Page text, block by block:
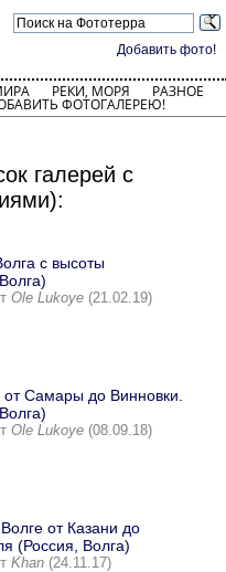
Добавить фото!
РЕКИ, МОРЯ РАЗНОЕ
ФОТОГАЛЕРЕЮ!
галерей с
с высоты
Ole Lukoye (21.02.19)
от Самары до Винновки.
Ole Lukoye (08.09.18)
от Казани до
(Россия, Волга)
Khan (24.11.17)